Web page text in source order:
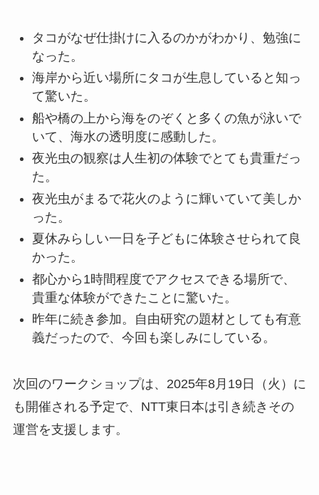
タコがなぜ仕掛けに入るのかがわかり、勉強に
なった。
海岸から近い場所にタコが生息していると知っ
て驚いた。
船や橋の上から海をのぞくと多くの魚が泳いで
いて、海水の透明度に感動した。
夜光虫の観察は人生初の体験でとても貴重だっ
た。
夜光虫がまるで花火のように輝いていて美しか
った。
夏休みらしい一日を子どもに体験させられて良
かった。
都心から1時間程度でアクセスできる場所で、
貴重な体験ができたことに驚いた。
昨年に続き参加。自由研究の題材としても有意
義だったので、今回も楽しみにしている。
次回のワークショップは、2025年8月19日（火）に
も開催される予定で、NTT東日本は引き続きその
運営を支援します。